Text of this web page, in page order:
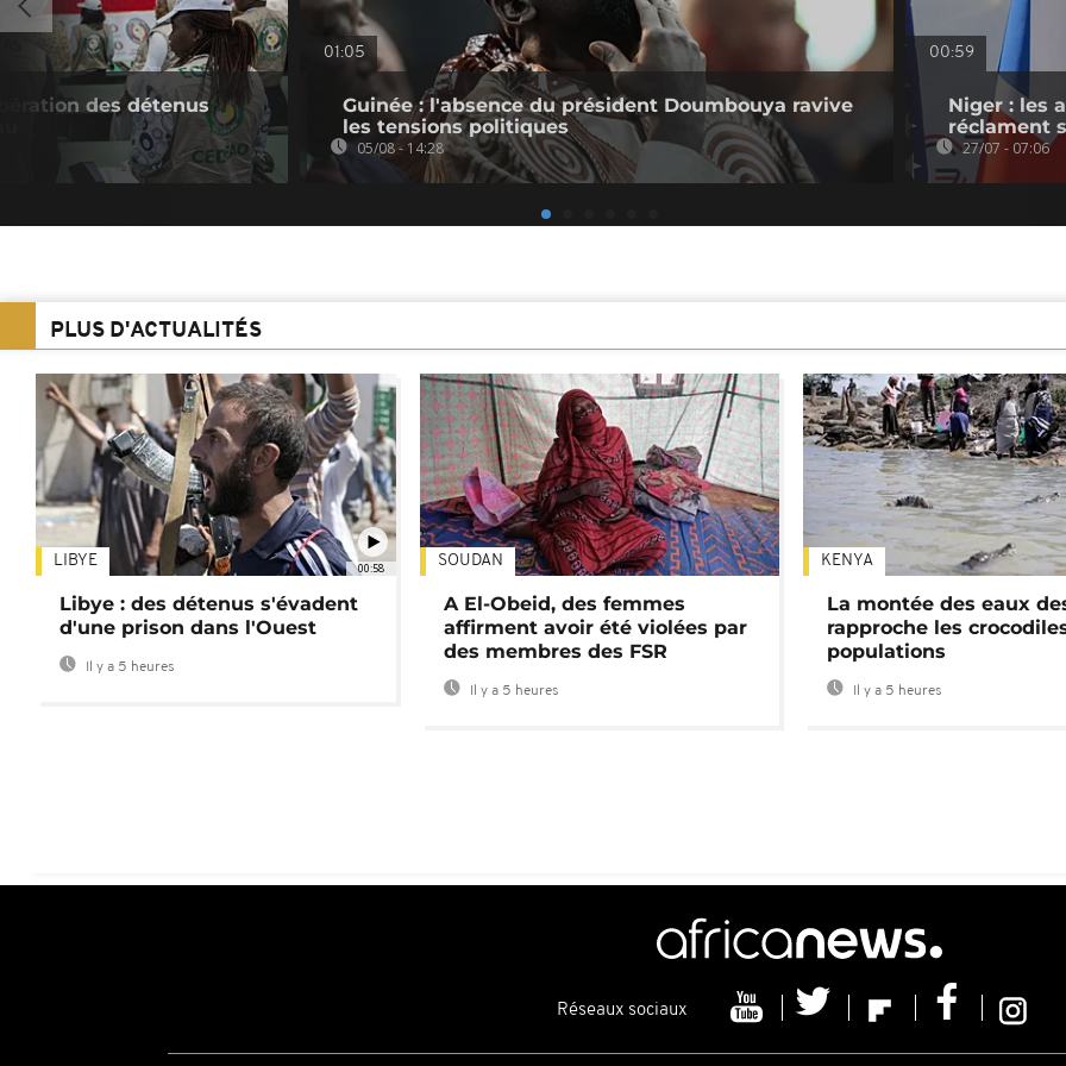
des détenus
01:05
Guinée : l'absence du président Doumbouya ravive
les tensions politiques
05/08 - 14:28
00:59
Niger : les
réclament
27/07 - 07:06
PLUS D'ACTUALITÉS
00:58
LIBYE
Libye : des détenus s'évadent
d'une prison dans l'Ouest
Il y a 5 heures
SOUDAN
A El-Obeid, des femmes
affirment avoir été violées par
des membres des FSR
Il y a 5 heures
KENYA
La montée des eaux
rapproche les
populations
Il y a 5 heures
Réseaux sociaux